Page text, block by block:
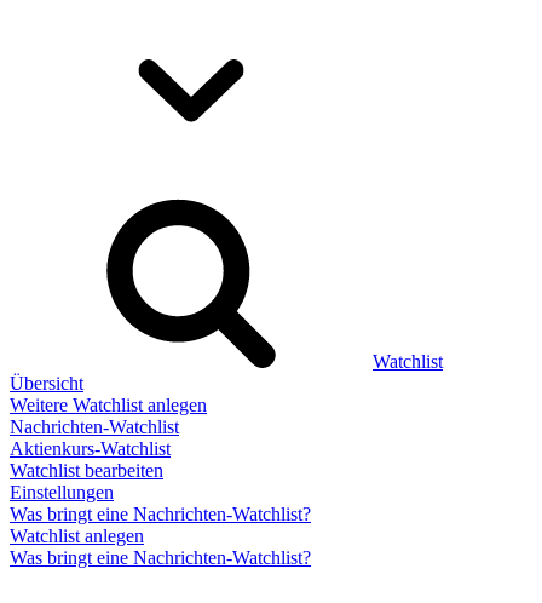
Watchlist
Übersicht
Weitere Watchlist anlegen
Nachrichten-Watchlist
Aktienkurs-Watchlist
Watchlist bearbeiten
Einstellungen
Was bringt eine Nachrichten-Watchlist?
Watchlist anlegen
Was bringt eine Nachrichten-Watchlist?